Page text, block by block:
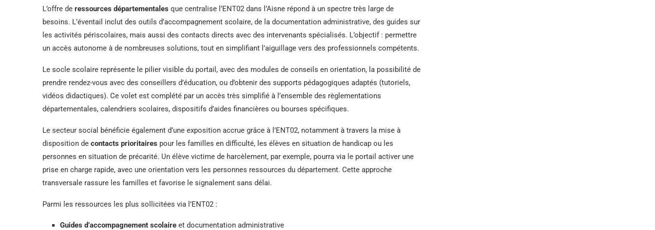
L’offre de ressources départementales que centralise l’ENT02 dans l’Aisne répond à un spectre très large de
besoins. L’éventail inclut des outils d’accompagnement scolaire, de la documentation administrative, des guides sur
les activités périscolaires, mais aussi des contacts directs avec des intervenants spécialisés. L’objectif : permettre
un accès autonome à de nombreuses solutions, tout en simplifiant l’aiguillage vers des professionnels compétents.
Le socle scolaire représente le pilier visible du portail, avec des modules de conseils en orientation, la possibilité de
prendre rendez-vous avec des conseillers d’éducation, ou d’obtenir des supports pédagogiques adaptés (tutoriels,
vidéos didactiques). Ce volet est complété par un accès très simplifié à l’ensemble des règlementations
départementales, calendriers scolaires, dispositifs d’aides financières ou bourses spécifiques.
Le secteur social bénéficie également d’une exposition accrue grâce à l’ENT02, notamment à travers la mise à
disposition de contacts prioritaires pour les familles en difficulté, les élèves en situation de handicap ou les
personnes en situation de précarité. Un élève victime de harcèlement, par exemple, pourra via le portail activer une
prise en charge rapide, avec une orientation vers les personnes ressources du département. Cette approche
transversale rassure les familles et favorise le signalement sans délai.
Parmi les ressources les plus sollicitées via l’ENT02 :
Guides d’accompagnement scolaire et documentation administrative